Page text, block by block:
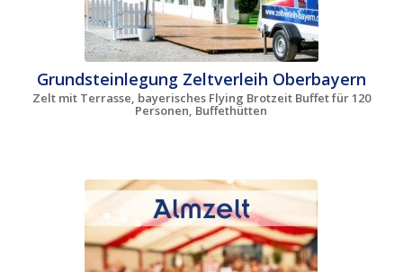
Grundsteinlegung Zeltverleih Oberbayern
Zelt mit Terrasse, bayerisches Flying Brotzeit Buffet für 120
Personen, Buffethütten